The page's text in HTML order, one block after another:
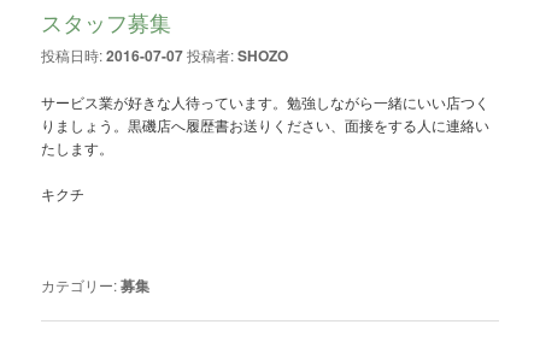
スタッフ募集
投稿日時:2016-07-07投稿者:SHOZO
サービス業が好きな人待っています。勉強しながら一緒にいい店つく
りましょう。黒磯店へ履歴書お送りください、面接をする人に連絡い
たします。
キクチ
カテゴリー:募集